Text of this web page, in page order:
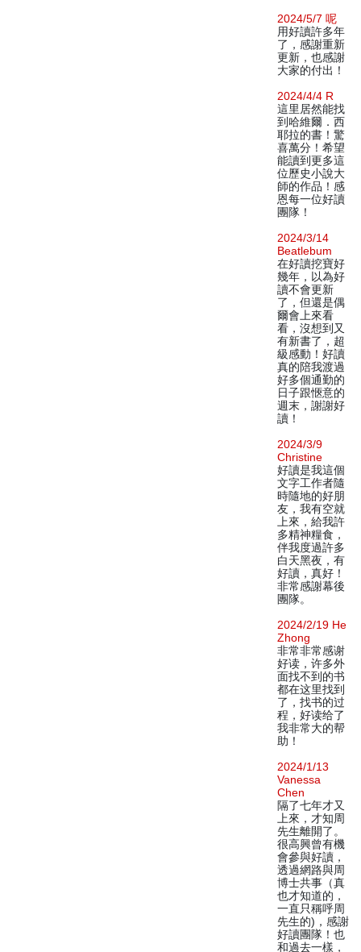
2024/5/7 呢
用好讀許多年
了，感謝重新
更新，也感謝
大家的付出！
2024/4/4 R
這里居然能找
到哈維爾．西
耶拉的書！驚
喜萬分！希望
能讀到更多這
位歷史小說大
師的作品！感
恩每一位好讀
團隊！
2024/3/14
Beatlebum
在好讀挖寶好
幾年，以為好
讀不會更新
了，但還是偶
爾會上來看
看，沒想到又
有新書了，超
級感動！好讀
真的陪我渡過
好多個通勤的
日子跟愜意的
週末，謝謝好
讀！
2024/3/9
Christine
好讀是我這個
文字工作者隨
時隨地的好朋
友，我有空就
上來，給我許
多精神糧食，
伴我度過許多
白天黑夜，有
好讀，真好！
非常感謝幕後
團隊。
2024/2/19 He
Zhong
非常非常感谢
好读，许多外
面找不到的书
都在这里找到
了，找书的过
程，好读给了
我非常大的帮
助！
2024/1/13
Vanessa
Chen
隔了七年才又
上來，才知周
先生離開了。
很高興曾有機
會參與好讀，
透過網路與周
博士共事（真
也才知道的，
一直只稱呼周
先生的)，感謝
好讀團隊！也
和過去一樣，